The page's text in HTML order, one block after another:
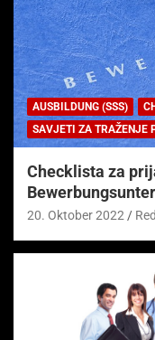
AUSBILDUNG (SSS)
SAVJETI ZA TRAŽENJE
Checklista za
20. Oktober 2022